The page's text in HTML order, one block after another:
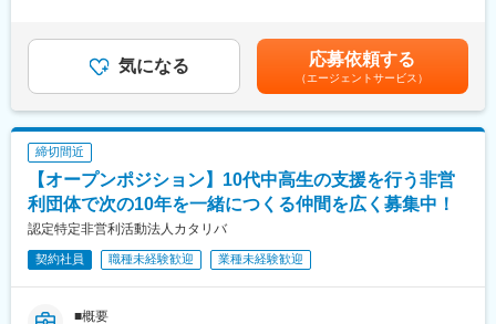
・9:00～終業まで
∟翌日の商品の入荷情報をお客様へご連絡
新鮮な種類の魚を安く購入も可能です
変更の範囲：会社の定める業務
地（稲作・大豆・小麦・キャベツなど）の農業管理をお任せいた
します。
に、業務を覚えていただきます。
・将来的に農業機械管理や、農作業の進捗確認、品質や作業工程
の管理、人員計画の策定など管理業務全般もお任せする予定で
す。
人々の生活に欠かせない農業関連の専門知識を身に着け、地域活
■組織構成：
課長職級（月給28万円＋賞与＋各種手当）賃金はあくまでも目安
の金額であり、選考を通じて上下する可能性があります。月給(月
額)は固定手当を含めた表記です。
気になる 応募依頼する
（エージェントサービス）
締切間近
【オープンポジション】10代中高生の支援を行う非営
利団体で次の10年を一緒につくる仲間を広く募集中！
認定特定非営利活動法人カタリバ
契約社員 職種未経験歓迎 業種未経験歓迎
■概要